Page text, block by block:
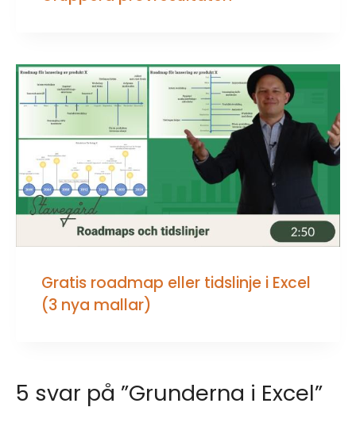
Gratis roadmap eller tidslinje i Excel
(3 nya mallar)
5 svar på ”Grunderna i Excel”